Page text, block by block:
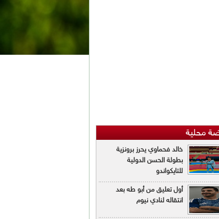
محلية
خالد فحماوي يحرز برونزية
بطولة الحسن الدولية
للتايكواندو
أول تعليق من أبو طه بعد
انتقاله لنادي نيوم